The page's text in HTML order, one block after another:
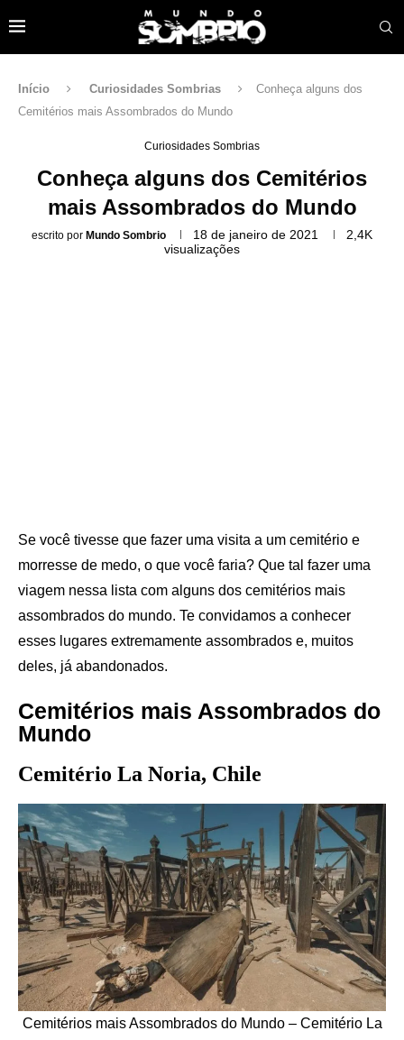
Início Curiosidades Sombrias
Conheça alguns dos
Cemitérios mais Assombrados do Mundo
Curiosidades Sombrias
Conheça alguns dos Cemitérios
mais Assombrados do Mundo
escrito por Mundo Sombrio 18 de janeiro de 2021
2,4K
visualizações
Se você tivesse que fazer uma visita a um cemitério e
morresse de medo, o que você faria? Que tal fazer uma
viagem nessa lista com alguns dos cemitérios mais
assombrados do mundo. Te convidamos a conhecer
esses lugares extremamente assombrados e, muitos
deles, já abandonados.
Cemitérios mais Assombrados do
Mundo
Cemitério La Noria, Chile
Cemitérios mais Assombrados do Mundo – Cemitério La